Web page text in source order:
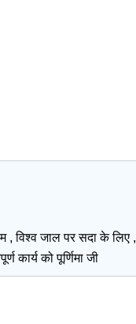
, विश्व जाल पर सदा के लिए ,
कार्य को पूर्णिमा जी